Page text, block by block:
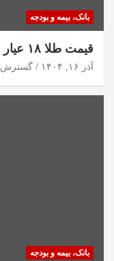
بانک، بیمه و بودجه
قیمت طلا ۱۸ عیار امروز ۱۶ آذر اعلام شد + جدول
آذر ۱۶, ۱۴۰۴ گسترش
بانک، بیمه و بودجه